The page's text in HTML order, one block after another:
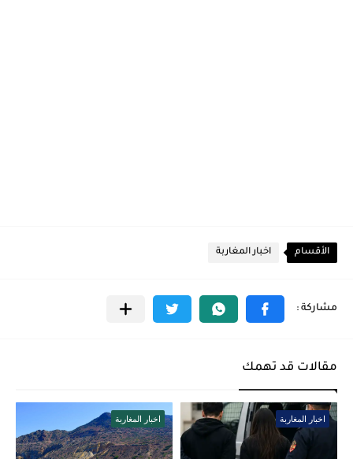
الأقسام اخبار المغاربة
مقالات قد تهمك
اخبار المغاربة اخبار المغاربة